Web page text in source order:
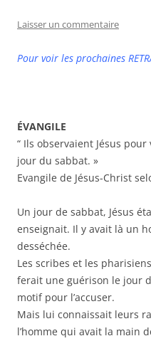
Laisser un commentaire
Pour voir les prochaines
ÉVANGILE
“ Ils observaient Jésus
jour du sabbat. »
Evangile de Jésus-Christ
Un jour de sabbat, Jésus
enseignait. Il y avait là un
desséchée.
Les scribes et les
ferait une guérison le jour
motif pour l’accuser.
Mais lui connaissait leurs
l’homme qui avait la main